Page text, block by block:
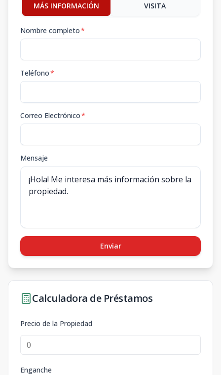
MÁS INFORMACIÓN VISITA
Nombre completo*
Teléfono*
Correo Electrónico*
Mensaje
Enviar
Calculadora de Préstamos
Precio de la Propiedad
Enganche